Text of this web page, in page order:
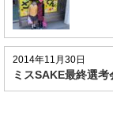
2014年11月30日
ミスSAKE最終選考